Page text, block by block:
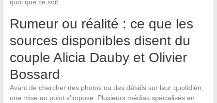
quoi que ce soit.
Rumeur ou réalité : ce que les
sources disponibles disent du
couple Alicia Dauby et Olivier
Bossard
Avant de chercher des photos ou des détails sur leur quotidien,
une mise au point s’impose. Plusieurs médias spécialisés en